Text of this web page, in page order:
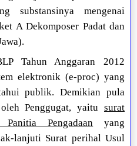
substansinya mengenai
A Dekomposer Padat dan
Tahun Anggaran 2012
elektronik (e-proc) yang
publik. Demikian pula
Penggugat, yaitu surat
Pengadaan yang
lanjuti Surat perihal Usul